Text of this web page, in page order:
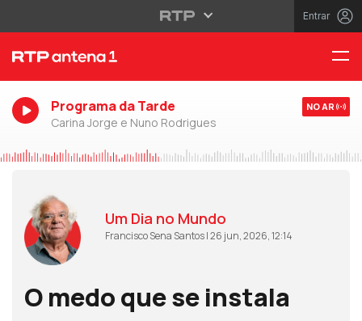
Entrar
Programa da Tarde
Carina Jorge e Nuno Rodrigues
NO AR
Um Dia no Mundo
Francisco Sena Santos | 26 jun, 2026, 12:14
O medo que se instala